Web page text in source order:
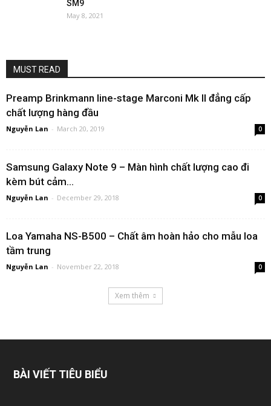
SM9
May 8, 2021
MUST READ
Preamp Brinkmann line-stage Marconi Mk II đẳng cấp
chất lượng hàng đầu
Nguyễn Lan - March 20, 2019 0
Samsung Galaxy Note 9 – Màn hình chất lượng cao đi
kèm bút cảm...
Nguyễn Lan - December 29, 2018 0
Loa Yamaha NS-B500 – Chất âm hoàn hảo cho mẫu loa
tầm trung
Nguyễn Lan - November 22, 2018 0
Xem thêm
BÀI VIẾT TIÊU BIỂU